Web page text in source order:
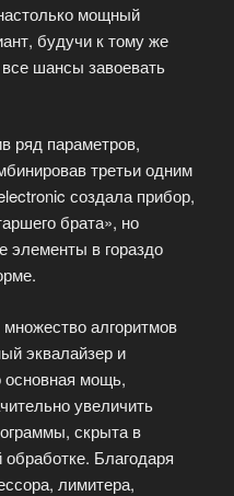
мощный
будучи к тому же
шансы завоевать
ряд параметров,
третьи одним
создала прибор,
брата», но
элементы в гораздо
алгоритмов
эквалайзер и
основная мощь,
увеличить
скрыта в
Благодаря
лимитера,